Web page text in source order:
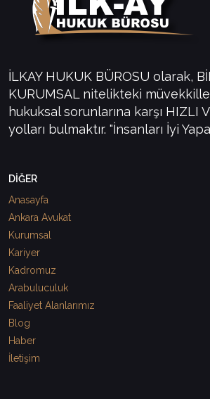
İLKAY HUKUK BÜROSU olarak,
KURUMSAL nitelikteki
hukuksal sorunlarına karşı HIZLI
yolları bulmaktır. "İnsanları İyi
DİĞER
Anasayfa
Ankara Avukat
Kurumsal
Kariyer
Kadromuz
Arabuluculuk
Faaliyet Alanlarımız
Blog
Haber
İletişim